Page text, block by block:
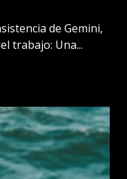
de Gemini,
trabajo: Una...